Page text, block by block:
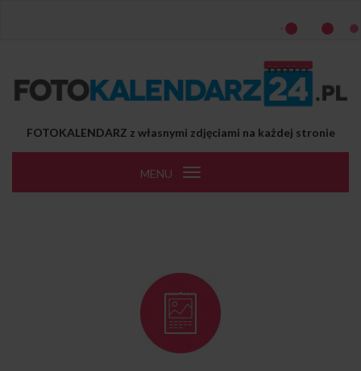
FOTOKALENDARZ z własnymi zdjęciami na każdej stronie
MENU
Toggle